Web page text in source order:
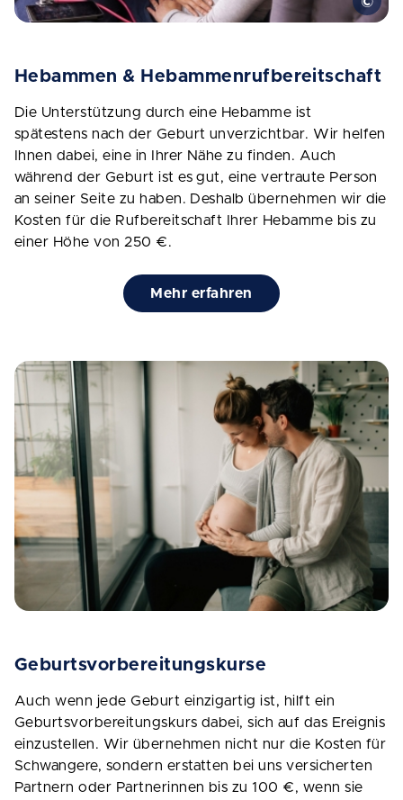
Hebammen & Hebammenrufbereitschaft
Die Unterstützung durch eine Hebamme ist
spätestens nach der Geburt unverzichtbar. Wir helfen
Ihnen dabei, eine in Ihrer Nähe zu finden. Auch
während der Geburt ist es gut, eine vertraute Person
an seiner Seite zu haben. Deshalb übernehmen wir die
Kosten für die Rufbereitschaft Ihrer Hebamme bis zu
einer Höhe von 250 €.
Mehr erfahren
Geburtsvorbereitungskurse
Auch wenn jede Geburt einzigartig ist, hilft ein
Geburtsvorbereitungskurs dabei, sich auf das Ereignis
einzustellen. Wir übernehmen nicht nur die Kosten für
Schwangere, sondern erstatten bei uns versicherten
Partnern oder Partnerinnen bis zu 100 €, wenn sie